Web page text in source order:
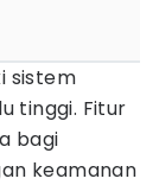
sistem
tinggi. Fitur
bagi
keamanan